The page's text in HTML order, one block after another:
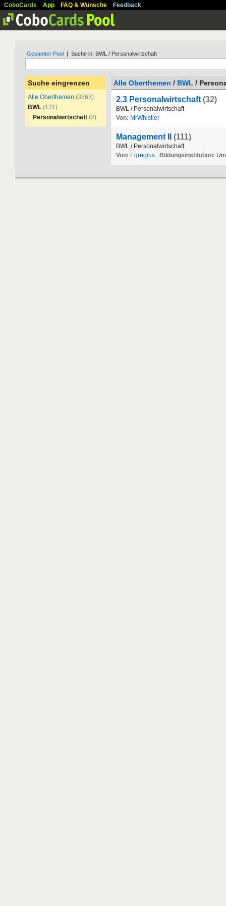
CoboCards App FAQ & Wünsche Feedback
Gesamter Pool | Suche in: BWL / Personalwirtschaft
Suche eingrenzen
Alle Oberthemen (3563)
BWL (131)
Personalwirtschaft (2)
Alle Oberthemen / BWL /
2.3 Personalwirtschaft (32)
BWL / Personalwirtschaft
Von: MrWhistler
Management II (111)
BWL / Personalwirtschaft
Von: Egregius Bildungsinstitution: